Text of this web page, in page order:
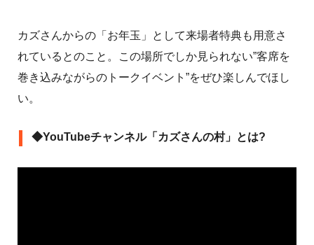
カズさんからの「お年玉」として来場者特典も用意さ
れているとのこと。この場所でしか見られない”客席を
巻き込みながらのトークイベント”をぜひ楽しんでほし
い。
◆YouTubeチャンネル「カズさんの村」とは?